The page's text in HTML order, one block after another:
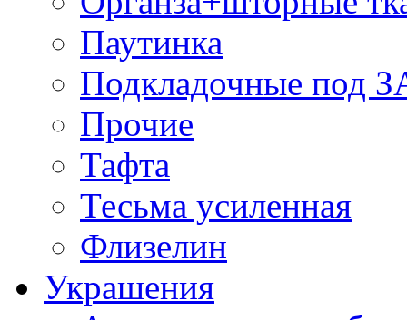
Паутинка
Подкладочные под
Прочие
Тафта
Тесьма усиленная
Флизелин
Украшения